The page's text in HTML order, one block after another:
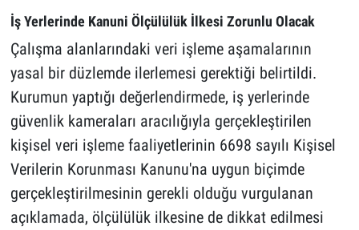
İş Yerlerinde Kanuni Ölçülülük İlkesi Zorunlu Olacak
Çalışma alanlarındaki veri işleme aşamalarının
yasal bir düzlemde ilerlemesi gerektiği belirtildi.
Kurumun yaptığı değerlendirmede, iş yerlerinde
güvenlik kameraları aracılığıyla gerçekleştirilen
kişisel veri işleme faaliyetlerinin 6698 sayılı Kişisel
Verilerin Korunması Kanunu'na uygun biçimde
gerçekleştirilmesinin gerekli olduğu vurgulanan
açıklamada, ölçülülük ilkesine de dikkat edilmesi